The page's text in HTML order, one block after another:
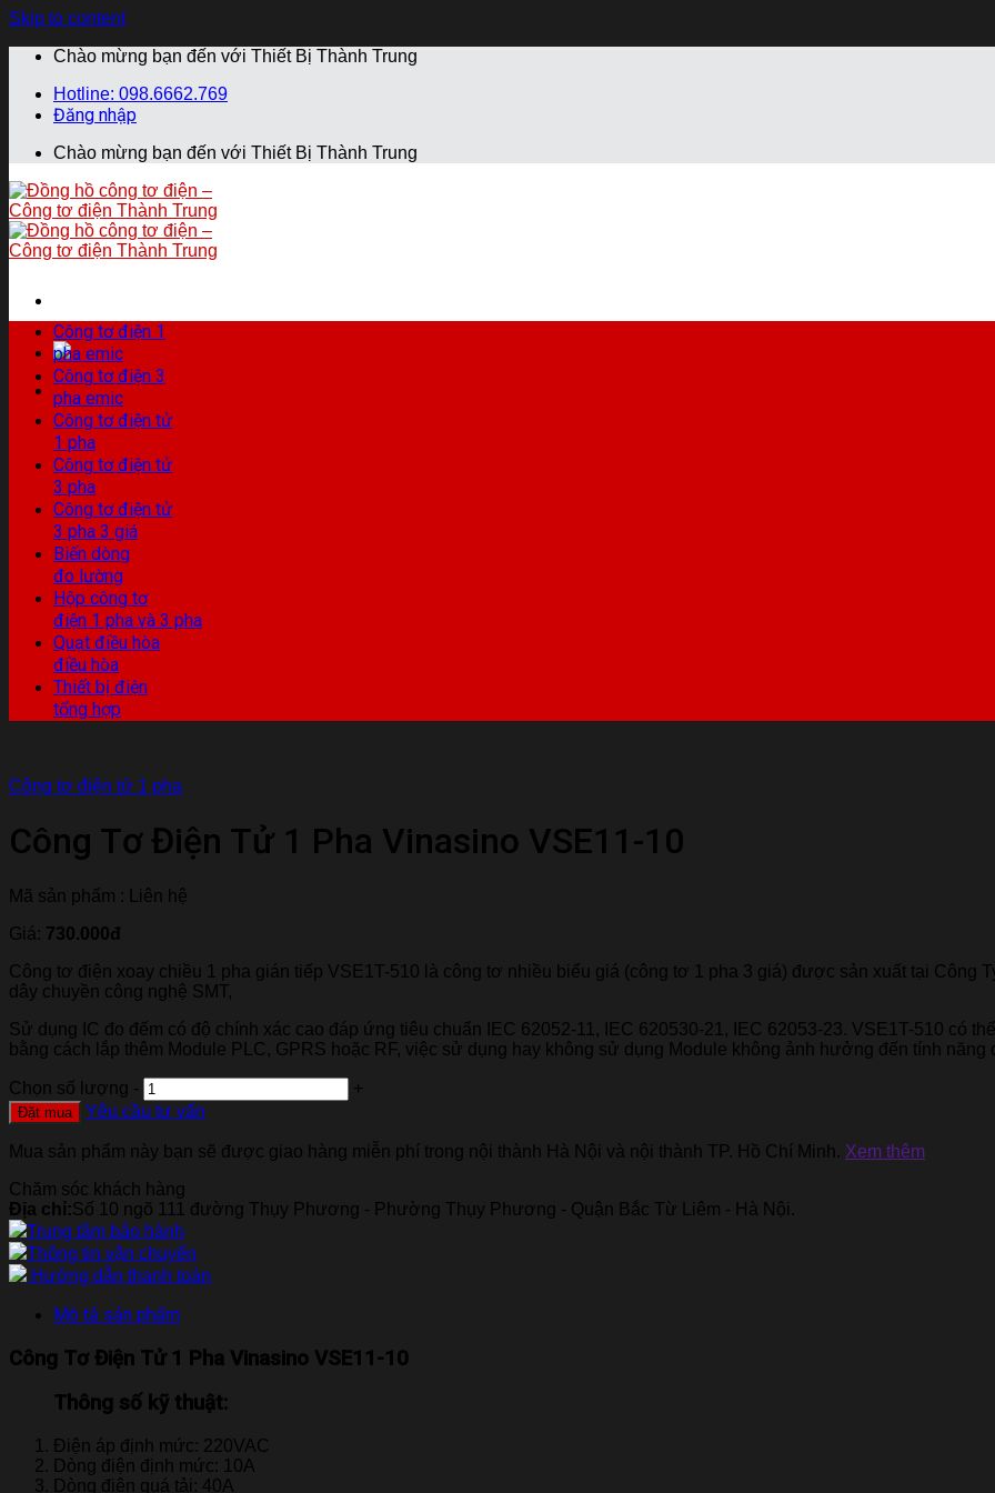
Skip to content
Chào mừng bạn đến với Thiết Bị Thành Trung
Hotline: 098.6662.769
Đăng nhập
Chào mừng bạn đến với Thiết Bị Thành Trung
Công tơ điện 1
pha emic
Công tơ điện 3
pha emic
Công tơ điện tử
1 pha
Công tơ điện tử
3 pha
Công tơ điện tử
3 pha 3 giá
Biến dòng
đo lường
Hộp công tơ
điện 1 pha và 3 pha
Quạt điều hòa
điều hòa
Thiết bị điện
tổng hợp
Công tơ điện tử 1 pha
Công Tơ Điện Tử 1 Pha Vinasino VSE11-10
Mã sản phẩm : Liên hệ
Giá: 730.000đ
Công tơ điện xoay chiều 1 pha gián tiếp VSE1T-510 là công tơ nhiều biểu giá (công tơ 1 pha 3 giá) được sản xuất tại Công
dây chuyền công nghệ SMT,
Sử dụng IC đo đếm có độ chính xác cao đáp ứng tiêu chuẩn IEC 62052-11, IEC 620530-21, IEC 62053-23. VSE1T-510 có
bằng cách lắp thêm Module PLC, GPRS hoặc RF, việc sử dụng hay không sử dụng Module không ảnh hưởng đến tính năng
Chọn số lượng - +
Đặt mua Yêu cầu tư vấn
Mua sản phẩm này bạn sẽ được giao hàng miễn phí trong nội thành Hà Nội và nội thành TP. Hồ Chí Minh. Xem thêm
Chăm sóc khách hàng
Địa chỉ:Số 10 ngõ 111 đường Thụy Phương - Phường Thụy Phương - Quận Bắc Từ Liêm - Hà Nội.
Trung tâm bảo hành
Thông tin vận chuyển
Hướng dẫn thanh toán
Mô tả sản phẩm
Công Tơ Điện Tử 1 Pha Vinasino VSE11-10
Thông số kỹ thuật:
Điện áp định mức: 220VAC
Dòng điện định mức: 10A
Dòng điện quá tải: 40A